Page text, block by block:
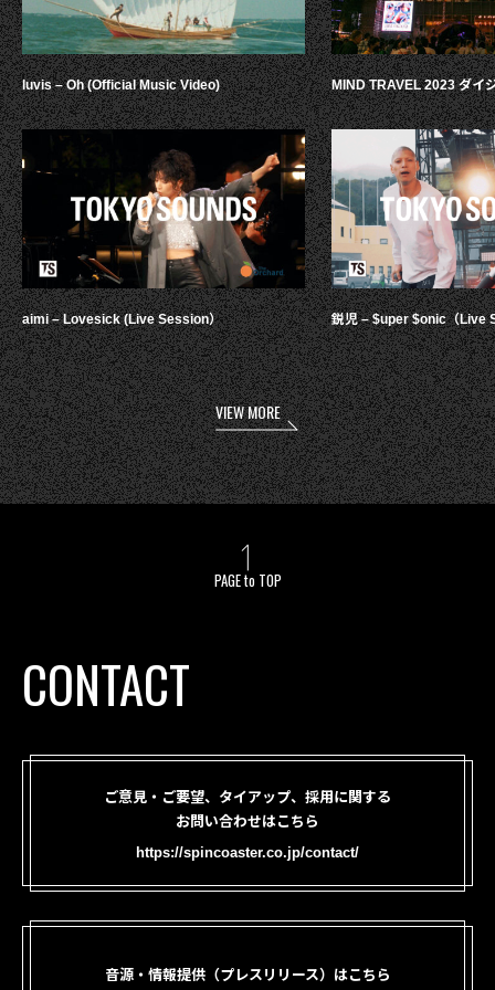
luvis – Oh (Official Music Video)
aimi – Lovesick (Live Session）
MIND TRAVEL 2023 ダイ
鋭児 – $uper $onic（Live
VIEW MORE
PAGE to TOP
CONTACT
ご意見・ご要望、タイアップ、採用に関する
お問い合わせはこちら
https://spincoaster.co.jp/contact/
音源・情報提供（プレスリリース）はこちら